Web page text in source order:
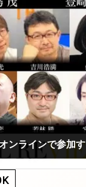
ンラインで参加